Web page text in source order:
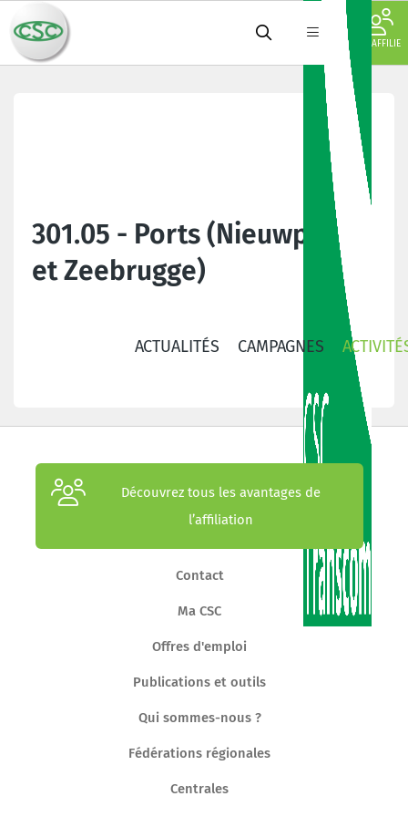
JE M'AFFILIE
301.05 - Ports (Nieuwpoort
et Zeebrugge)
ACTUALITÉS CAMPAGNES
Découvrez tous les avantages de
l’affiliation
Contact
Ma CSC
Offres d'emploi
Publications et outils
Qui sommes-nous ?
Fédérations régionales
Centrales